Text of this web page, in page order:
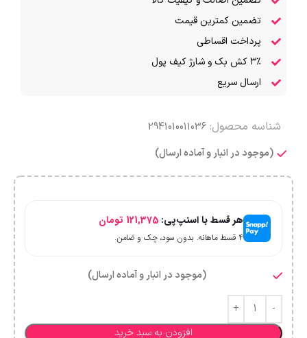
تضمین کمترین قیمت
پرداخت اقساطی
۳٪ کش بک و شارژ کیف پول
ارسال سریع
شناسه محصول: 2941010011036
(موجود در انبار و آماده ارسال)
هر قسط با اسنپ‌پی: 121,375 تومان
۴ قسط ماهانه. بدون سود، چک و ضامن.
(موجود در انبار و آماده ارسال)
افزودن به سبد خرید